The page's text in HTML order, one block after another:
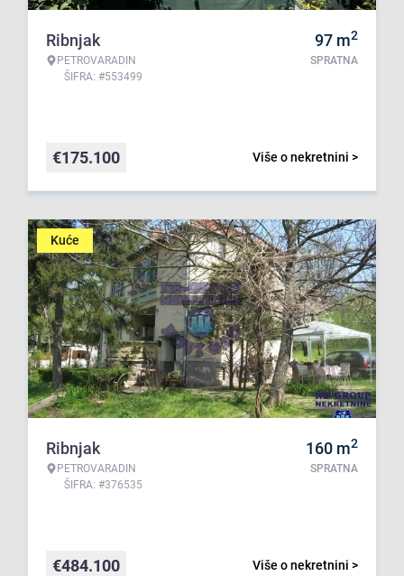
Ribnjak
PETROVARADIN
ŠIFRA: #553499
97 m2
SPRATNA
Više o nekretnini >
€175.100
Kuće
Ribnjak
PETROVARADIN
ŠIFRA: #376535
160 m2
SPRATNA
Više o nekretnini >
€484.100